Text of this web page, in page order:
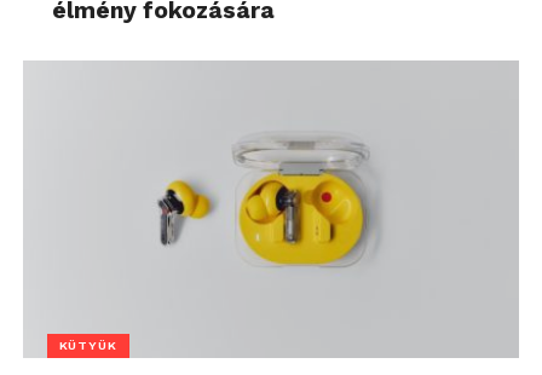
élmény fokozására
KÜTYÜK